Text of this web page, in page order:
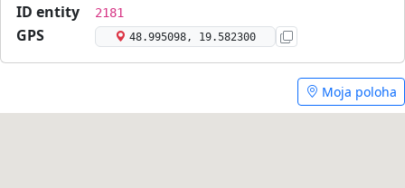
ID entity 2181
GPS 48.995098, 19.582300
Moja poloha